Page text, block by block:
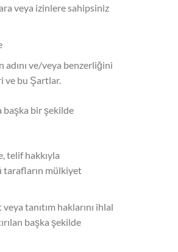
veya izinlere sahipsiniz
adını ve/veya benzerliğini
ve bu Şartlar.
başka bir şekilde
telif hakkıyla
tarafların mülkiyet
tanıtım haklarını ihlal
başka şekilde